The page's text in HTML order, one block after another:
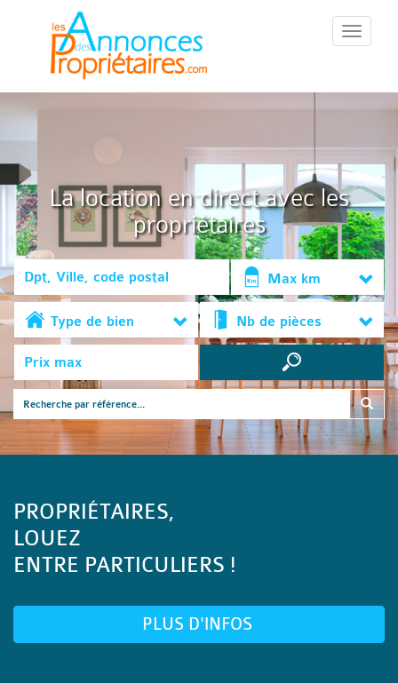
::Menu::
La location en direct avec les
propriétaires
Max km
Type de bien Nb de pièces
PROPRIÉTAIRES,
LOUEZ
ENTRE PARTICULIERS !
PLUS D'INFOS